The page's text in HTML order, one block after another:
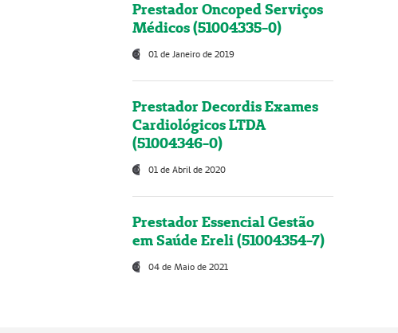
Prestador Oncoped Serviços
Médicos (51004335-0)
01 de Janeiro de 2019
Prestador Decordis Exames
Cardiológicos LTDA
(51004346-0)
01 de Abril de 2020
Prestador Essencial Gestão
em Saúde Ereli (51004354-7)
04 de Maio de 2021